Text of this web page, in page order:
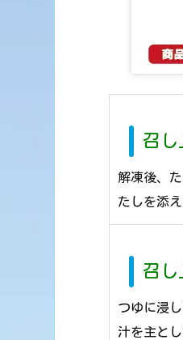
召
解凍後、
たしを添
召
つゆに浸
汁を主と